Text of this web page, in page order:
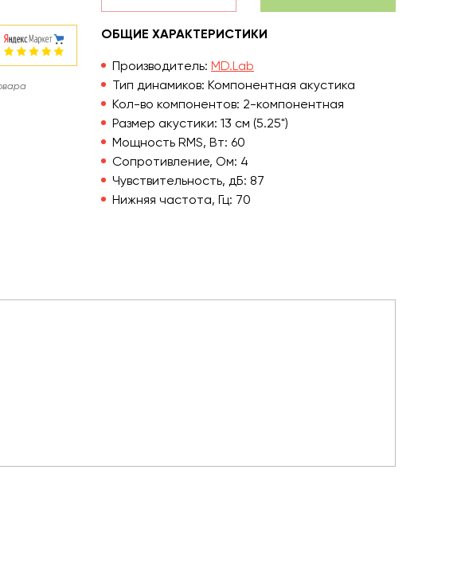
ОБЩИЕ ХАРАКТЕРИСТИКИ
Производитель: MD.Lab
Тип динамиков: Компонентная акустика
Кол-во компонентов: 2-компонентная
Размер акустики: 13 см (5.25")
Мощность RMS, Вт: 60
Сопротивление, Ом: 4
Чувствительность, дБ: 87
Нижняя частота, Гц: 70